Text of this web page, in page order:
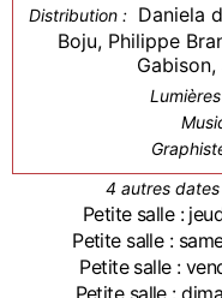
Distribution : Daniela
Boju, Philippe
4 autres
Petite salle :
Petite salle :
Petite salle :
Petite salle :